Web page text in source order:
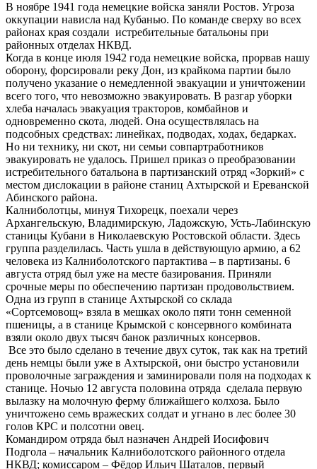
В ноябре 1941 года немецкие войска заняли Ростов. Угроза
оккупации нависла над Кубанью. По команде сверху во всех
районах края создали истребительные батальоны при
районных отделах НКВД.
Когда в конце июля 1942 года немецкие войска, прорвав нашу
оборону, форсировали реку Дон, из крайкома партии было
получено указание о немедленной эвакуации и уничтожении
всего того, что невозможно эвакуировать. В разгар уборки
хлеба началась эвакуация тракторов, комбайнов и
одновременно скота, людей. Она осуществлялась на
подсобных средствах: линейках, подводах, ходах, бедарках.
Но ни технику, ни скот, ни семьи совпартработников
эвакуировать не удалось. Пришел приказ о преобразовании
истребительного батальона в партизанский отряд «Зоркий» с
местом дислокации в районе станиц Ахтырской и Ереванской
Абинского района.
Калниболотцы, минуя Тихорецк, поехали через
Архангельскую, Владимирскую, Ладожскую, Усть-Лабинскую
станицы Кубани в Николаевскую Ростовской области. Здесь
группа разделилась. Часть ушла в действующую армию, а 62
человека из Калниболотского партактива – в партизаны. 6
августа отряд был уже на месте базирования. Приняли
срочные меры по обеспечению партизан продовольствием.
Одна из групп в станице Ахтырской со склада
«Сортсемовощ» взяла в мешках около пяти тонн семенной
пшеницы, а в станице Крымской с консервного комбината
взяли около двух тысяч банок различных консервов.
Все это было сделано в течение двух суток, так как на третий
день немцы были уже в Ахтырской, они быстро установили
проволочные заграждения и заминировали поля на подходах к
станице. Ночью 12 августа половина отряда сделала первую
вылазку на молочную ферму ближайшего колхоза. Было
уничтожено семь вражеских солдат и угнано в лес более 30
голов КРС и полсотни овец.
Командиром отряда был назначен Андрей Иосифович
Подгола – начальник Калниболотского районного отдела
НКВД; комиссаром – Фёдор Ильич Шаталов, первый